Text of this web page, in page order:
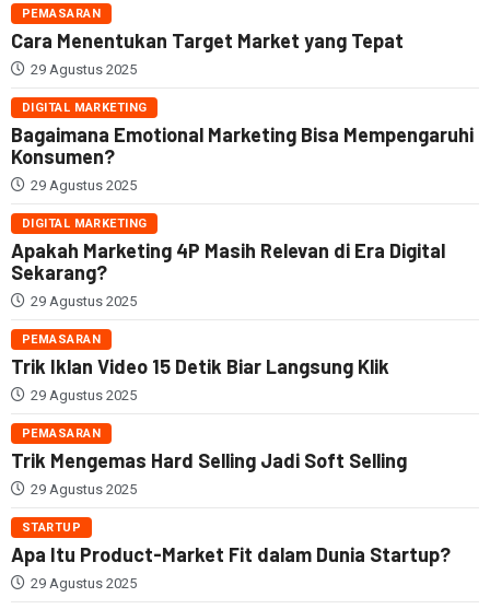
PEMASARAN
Cara Menentukan Target Market yang Tepat
29 Agustus 2025
DIGITAL MARKETING
Bagaimana Emotional Marketing Bisa Mempengaruhi
Konsumen?
29 Agustus 2025
DIGITAL MARKETING
Apakah Marketing 4P Masih Relevan di Era Digital
Sekarang?
29 Agustus 2025
PEMASARAN
Trik Iklan Video 15 Detik Biar Langsung Klik
29 Agustus 2025
PEMASARAN
Trik Mengemas Hard Selling Jadi Soft Selling
29 Agustus 2025
STARTUP
Apa Itu Product-Market Fit dalam Dunia Startup?
29 Agustus 2025